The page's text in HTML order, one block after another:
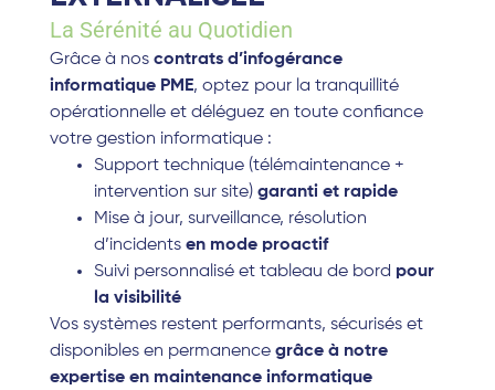
La Sérénité au Quotidien
Grâce à nos contrats d’infogérance
informatique PME, optez pour la tranquillité
opérationnelle et déléguez en toute confiance
votre gestion informatique :
Support technique (télémaintenance +
intervention sur site) garanti et rapide
Mise à jour, surveillance, résolution
d’incidents en mode proactif
Suivi personnalisé et tableau de bord pour
la visibilité
Vos systèmes restent performants, sécurisés et
disponibles en permanence grâce à notre
expertise en maintenance informatique